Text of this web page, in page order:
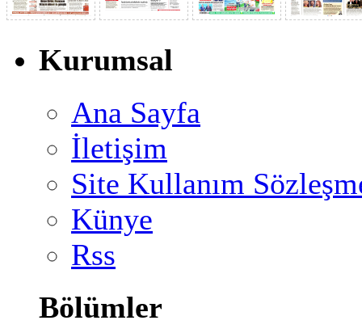
Kurumsal
Ana Sayfa
İletişim
Site Kullanım
Künye
Rss
Bölümler